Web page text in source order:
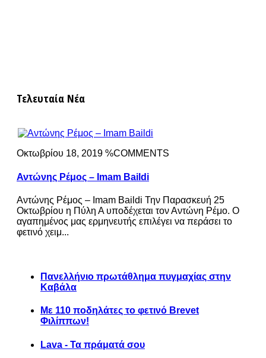
Τελευταία Νέα
Οκτωβρίου 18, 2019 %COMMENTS
Αντώνης Ρέμος – Imam Baildi
Αντώνης Ρέμος – Imam Baildi Την Παρασκευή 25
Οκτωβρίου η Πύλη Α υποδέχεται τον Αντώνη Ρέμο. Ο
αγαπημένος μας ερμηνευτής επιλέγει να περάσει το
φετινό χειμ...
Πανελλήνιο πρωτάθλημα πυγμαχίας στην
Καβάλα
Με 110 ποδηλάτες το φετινό Brevet
Φιλίππων!
Lava - Τα πράματά σου